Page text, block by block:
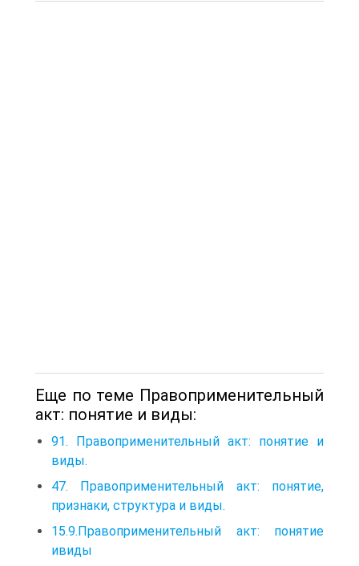
Еще по теме Правоприменительный
акт: понятие и виды:
91. Правоприменительный акт: понятие и
виды.
47. Правоприменительный акт: понятие,
признаки, структура и виды.
15.9.Правоприменительный акт: понятие
ивиды